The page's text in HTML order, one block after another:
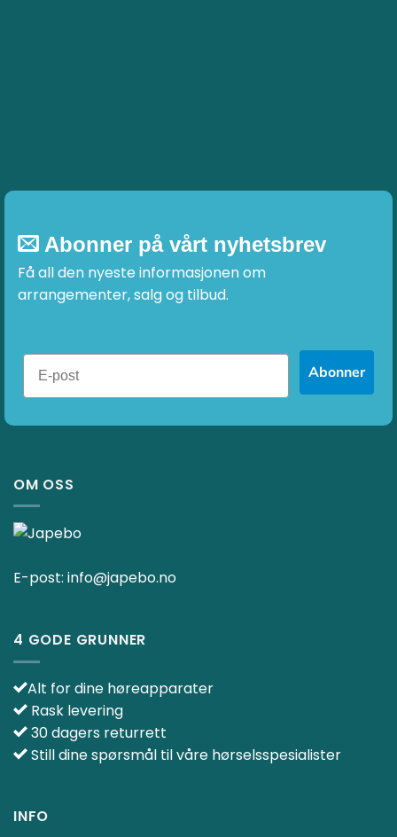
Abonner på vårt nyhetsbrev
Få all den nyeste informasjonen om
arrangementer, salg og tilbud.
Abonner
OM OSS
E-post: info@japebo.no
4 GODE GRUNNER
Alt for dine høreapparater
Rask levering
30 dagers returrett
Still dine spørsmål til våre hørselsspesialister
INFO